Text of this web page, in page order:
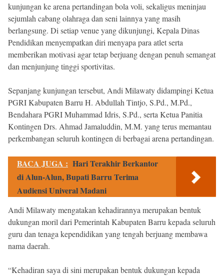
kunjungan ke arena pertandingan bola voli, sekaligus meninjau
sejumlah cabang olahraga dan seni lainnya yang masih
berlangsung. Di setiap venue yang dikunjungi, Kepala Dinas
Pendidikan menyempatkan diri menyapa para atlet serta
memberikan motivasi agar tetap berjuang dengan penuh semangat
dan menjunjung tinggi sportivitas.
Sepanjang kunjungan tersebut, Andi Milawaty didampingi Ketua
PGRI Kabupaten Barru H. Abdullah Tintjo, S.Pd., M.Pd.,
Bendahara PGRI Muhammad Idris, S.Pd., serta Ketua Panitia
Kontingen Drs. Ahmad Jamaluddin, M.M. yang terus memantau
perkembangan seluruh kontingen di berbagai arena pertandingan.
BACA JUGA : Hari Terakhir Berkantor
di Alun-Alun, Bupati Barru Terima
Audiensi Univeral Madani
Andi Milawaty mengatakan kehadirannya merupakan bentuk
dukungan moril dari Pemerintah Kabupaten Barru kepada seluruh
guru dan tenaga kependidikan yang tengah berjuang membawa
nama daerah.
“Kehadiran saya di sini merupakan bentuk dukungan kepada